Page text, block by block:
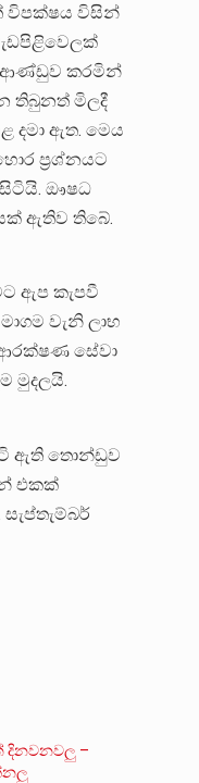
විපක්ෂය විසින්
ආණ්ඩුව කරමින්
තිබුනත් මිලදී
දමා ඇත. මෙය
ප්‍රශ්නයට
ඖෂධ
ඇතිව තිබේ.
ඇප කැපවී
වැනි ලාභ
ආරක්ෂණ සේවා
මුදලයි.
ඇති තොන්ඩුව
එකක්
දිනවනවලු –